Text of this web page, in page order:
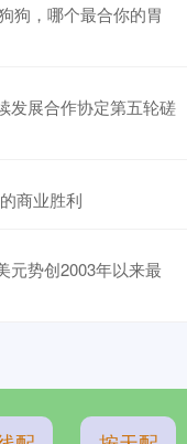
狗，哪个最合你的胃
发展合作协定第五轮磋
商业胜利
元势创2003年以来最